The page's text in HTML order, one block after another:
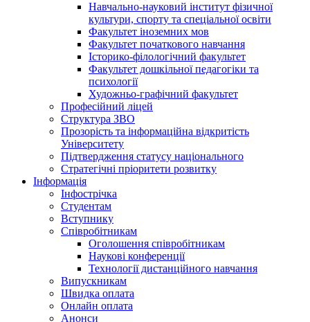
Навчально-науковий інститут фізичної
культури, спорту та спеціальної освіти
Факультет іноземних мов
Факультет початкового навчання
Історико-філологічний факультет
Факультет дошкільної педагогіки та
психології
Художньо-графічний факультет
Професійний ліцей
Структура ЗВО
Прозорість та інформаційна відкритість
Університету
Підтвердження статусу національного
Стратегічні пріоритети розвитку
Інформація
Інфострічка
Студентам
Вступнику
Співробітникам
Оголошення співробітникам
Наукові конференції
Технології дистанційного навчання
Випускникам
Швидка оплата
Онлайн оплата
Анонси